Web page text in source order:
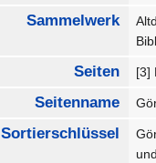
Sammelwerk
Seiten [3]
Seitenname
Sortierschlüssel